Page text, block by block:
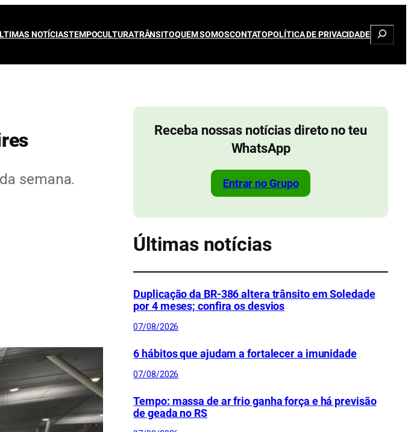
NOTÍCIASTEMPOCULTURATRÂNSITOQUEM SOMOSCONTATOPOLÍTICA DE PRIVACIDADE
semana.
Receba nossas notícias direto no teu
WhatsApp
Entrar no Grupo
Últimas notícias
Duplicação da BR-386 altera trânsito em Soledade
por 4 meses; confira os desvios
07/08/2026
6 hábitos que ajudam a fortalecer a imunidade
07/08/2026
Tempo: massa de ar frio ganha força e há previsão
de geada no RS